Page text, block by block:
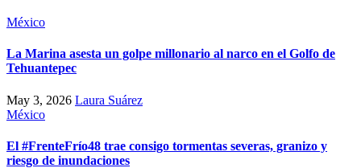
México
La Marina asesta un golpe millonario al narco en el Golfo de
Tehuantepec
May 3, 2026 Laura Suárez
México
El #FrenteFrío48 trae consigo tormentas severas, granizo y
riesgo de inundaciones